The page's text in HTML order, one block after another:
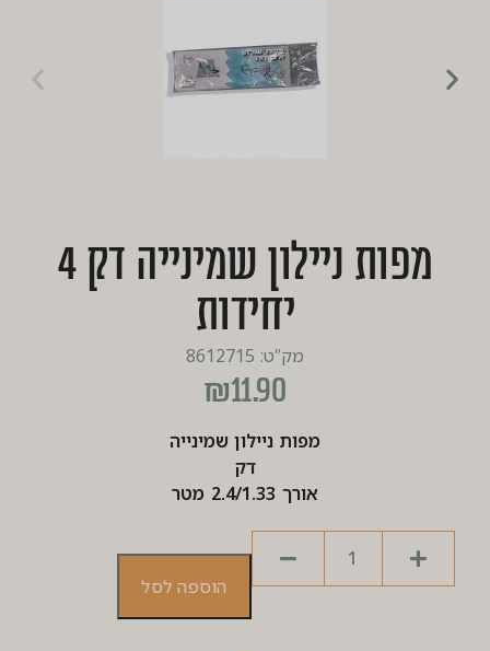
מפות ניילון שמינייה דק 4
יחידות
מק”ט: 8612715
₪11.90
מפות ניילון שמינייה
דק
אורך 2.4/1.33 מטר
הוספה לסל